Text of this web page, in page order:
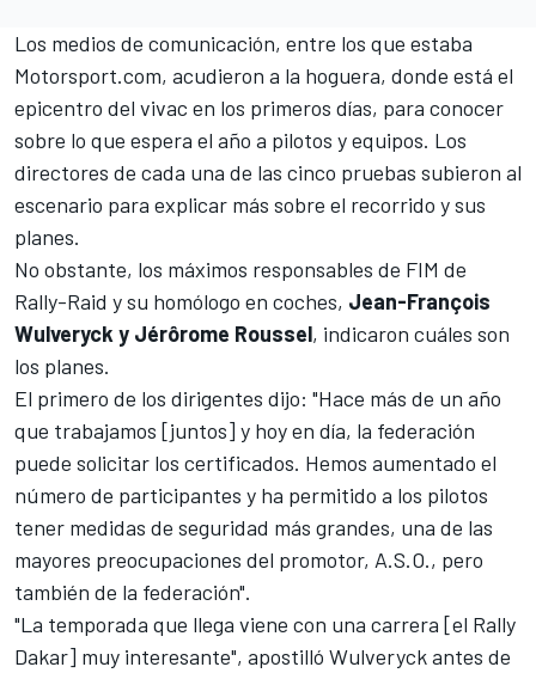
Los medios de comunicación, entre los que estaba
Motorsport.com, acudieron a la hoguera, donde está el
epicentro del vivac en los primeros días, para conocer
sobre lo que espera el año a pilotos y equipos. Los
directores de cada una de las cinco pruebas subieron al
escenario para explicar más sobre el recorrido y sus
planes.
No obstante, los máximos responsables de FIM de
Rally-Raid y su homólogo en coches, Jean-François
Wulveryck y Jérôrome Roussel, indicaron cuáles son
los planes.
El primero de los dirigentes dijo: "Hace más de un año
que trabajamos [juntos] y hoy en día, la federación
puede solicitar los certificados. Hemos aumentado el
número de participantes y ha permitido a los pilotos
tener medidas de seguridad más grandes, una de las
mayores preocupaciones del promotor, A.S.O., pero
también de la federación".
"La temporada que llega viene con una carrera [el Rally
Dakar] muy interesante", apostilló Wulveryck antes de